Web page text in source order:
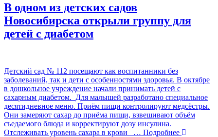
В одном из детских садов
Новосибирска открыли группу для
детей с диабетом
Детский сад № 112 посещают как воспитанники без
заболеваний, так и дети с особенностями здоровья. В октябре
в дошкольное учреждение начали принимать детей с
сахарным диабетом. Для малышей разработано специальное
десятидневное меню. Приём пищи контролируют медсёстры.
Они замеряют сахар до приёма пищи, взвешивают объём
съедаемого блюда и корректируют дозу инсулина.
Отслеживать уровень сахара в крови
… Подробнее